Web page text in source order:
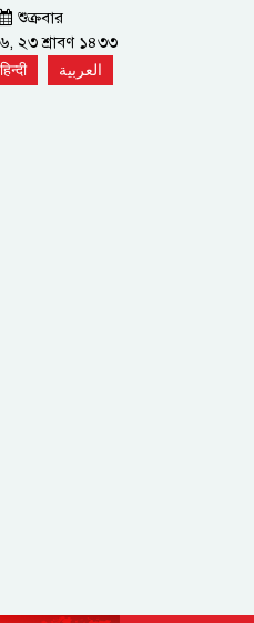
শুক্রবার
২৩ শ্রাবণ ১৪৩৩
हिन्दी العربية